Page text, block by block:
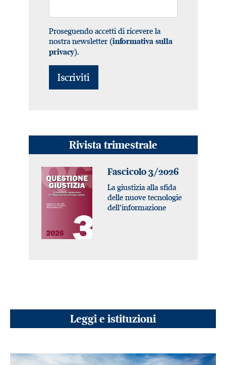
Proseguendo accetti di ricevere la
nostra newsletter (informativa sulla
privacy).
Rivista trimestrale
Fascicolo 3/2026
La giustizia alla sfida
delle nuove tecnologie
dell’informazione
Leggi e istituzioni